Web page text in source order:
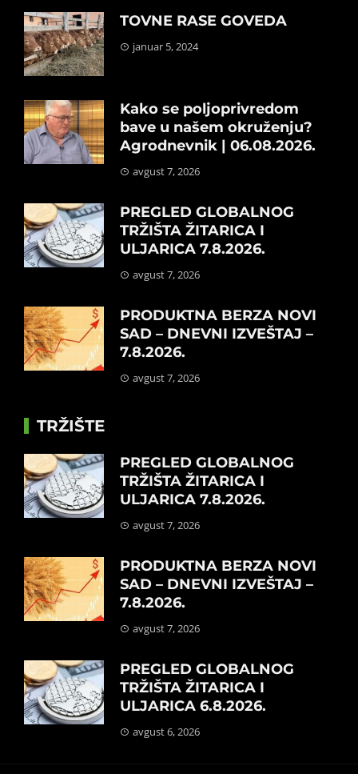
TOVNE RASE GOVEDA
januar 5, 2024
Kako se poljoprivredom
bave u našem okruženju?
Agrodnevnik | 06.08.2026.
avgust 7, 2026
PREGLED GLOBALNOG
TRŽIŠTA ŽITARICA I
ULJARICA 7.8.2026.
avgust 7, 2026
PRODUKTNA BERZA NOVI
SAD – DNEVNI IZVEŠTAJ –
7.8.2026.
avgust 7, 2026
TRŽIŠTE
PREGLED GLOBALNOG
TRŽIŠTA ŽITARICA I
ULJARICA 7.8.2026.
avgust 7, 2026
PRODUKTNA BERZA NOVI
SAD – DNEVNI IZVEŠTAJ –
7.8.2026.
avgust 7, 2026
PREGLED GLOBALNOG
TRŽIŠTA ŽITARICA I
ULJARICA 6.8.2026.
avgust 6, 2026